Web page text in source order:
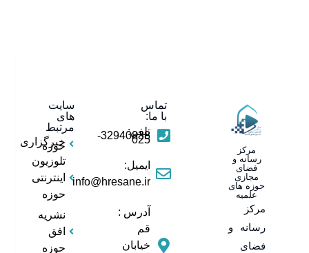
مرکز
رسانه و
فضای
مجازی
حوزه های
علمیه
مرکز
رسانه و
فضای
تماس
با ما:
تلفن:
32940838- 025
ایمیل:
info@hresane.ir
آدرس :
قم
خیابان
سایت
های
مرتبط
خبرگزاری
حوزه
تلوزیون
اینترنتی
حوزه
نشریه
افق
حوزه